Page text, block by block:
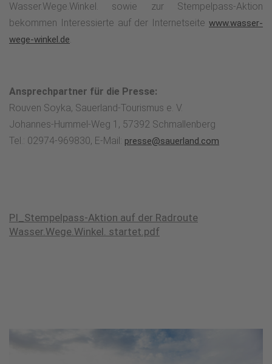
Wasser.Wege.Winkel. sowie zur Stempelpass-Aktion
bekommen Interessierte auf der Internetseite www.wasser-
wege-winkel.de.
Ansprechpartner für die Presse:
Rouven Soyka, Sauerland-Tourismus e. V.
Johannes-Hummel-Weg 1, 57392 Schmallenberg
Tel.: 02974-969830, E-Mail: presse@sauerland.com
PI_Stempelpass-Aktion auf der Radroute
Wasser.Wege.Winkel. startet.pdf